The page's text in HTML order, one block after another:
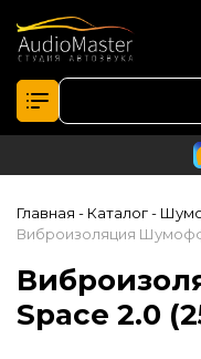
Главная - Каталог-
Виброизоляция
Space 2.0